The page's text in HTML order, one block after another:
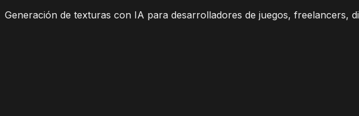
Generación de texturas con IA para desarrolladores de juegos, freelancers,